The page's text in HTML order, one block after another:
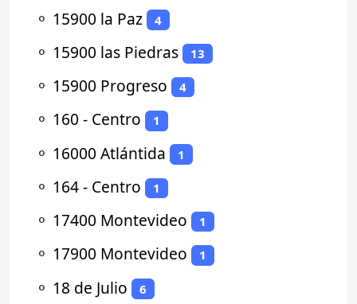
⚬ 15900 la Paz 4
⚬ 15900 las Piedras 13
⚬ 15900 Progreso 4
⚬ 160 - Centro 1
⚬ 16000 Atlántida 1
⚬ 164 - Centro 1
⚬ 17400 Montevideo 1
⚬ 17900 Montevideo 1
⚬ 18 de Julio 6